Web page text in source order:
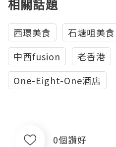
相關話題
西環美食 石塘咀美食
中西fusion
老香港
One-Eight-One酒店
0個讚好